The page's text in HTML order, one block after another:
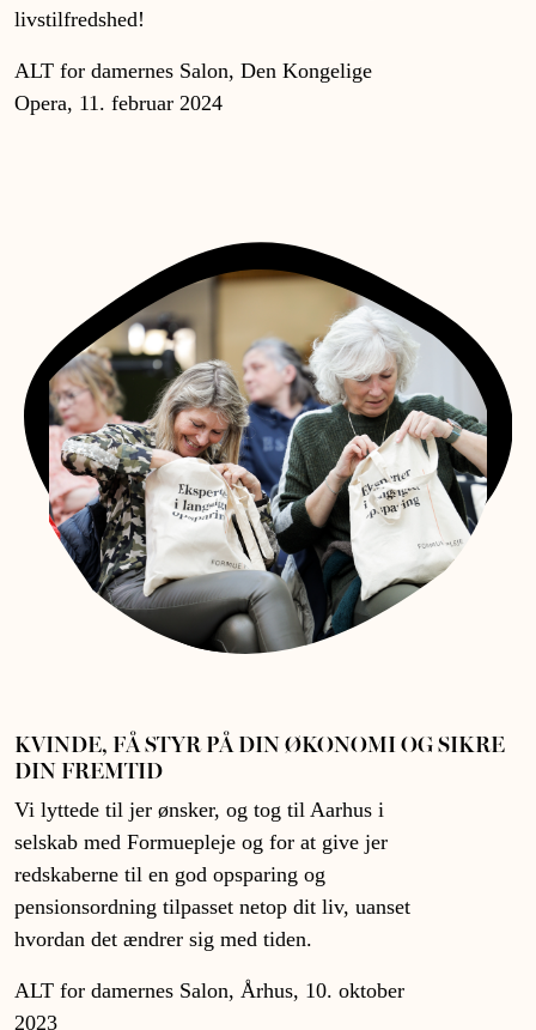
livstilfredshed!
ALT for damernes Salon, Den Kongelige
Opera, 11. februar 2024
KVINDE, FÅ STYR PÅ DIN ØKONOMI OG SIKRE
DIN FREMTID
Vi lyttede til jer ønsker, og tog til Aarhus i
selskab med Formuepleje og for at give jer
redskaberne til en god opsparing og
pensionsordning tilpasset netop dit liv, uanset
hvordan det ændrer sig med tiden.
ALT for damernes Salon, Århus, 10. oktober
2023